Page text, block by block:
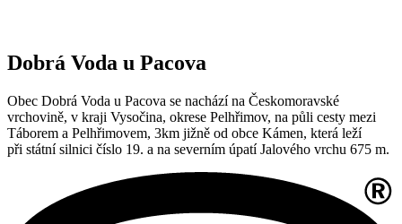
Dobrá Voda u Pacova
Obec Dobrá Voda u Pacova se nachází na Českomoravské
vrchovině, v kraji Vysočina, okrese Pelhřimov, na půli cesty mezi
Táborem a Pelhřimovem, 3km jižně od obce Kámen, která leží
při státní silnici číslo 19. a na severním úpatí Jalového vrchu 675 m.